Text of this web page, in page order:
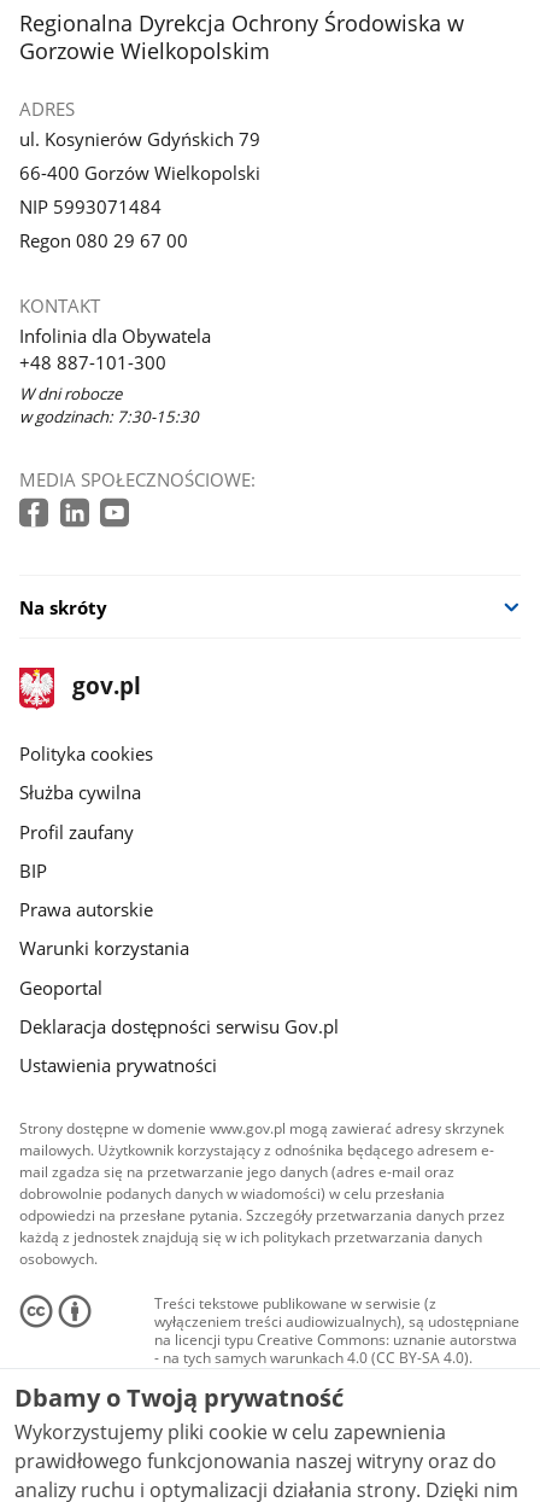
stopka
Regionalna Dyrekcja Ochrony Środowiska w
Gorzowie Wielkopolskim
ADRES
ul. Kosynierów Gdyńskich 79
66-400 Gorzów Wielkopolski
NIP 5993071484
Regon 080 29 67 00
KONTAKT
Infolinia dla Obywatela
+48 887-101-300
W dni robocze
w godzinach: 7:30-15:30
MEDIA SPOŁECZNOŚCIOWE:
Na skróty
stopka
gov.pl
Strona
gov.pl
gov.pl
Polityka cookies
Służba cywilna
Profil zaufany
BIP
Prawa autorskie
Warunki korzystania
Geoportal
Deklaracja dostępności serwisu Gov.pl
Ustawienia prywatności
Strony dostępne w domenie www.gov.pl mogą zawierać adresy skrzynek
mailowych. Użytkownik korzystający z odnośnika będącego adresem e-
mail zgadza się na przetwarzanie jego danych (adres e-mail oraz
dobrowolnie podanych danych w wiadomości) w celu przesłania
odpowiedzi na przesłane pytania. Szczegóły przetwarzania danych przez
każdą z jednostek znajdują się w ich politykach przetwarzania danych
osobowych.
Treści tekstowe publikowane w serwisie (z
wyłączeniem treści audiowizualnych), są udostępniane
na licencji typu Creative Commons: uznanie autorstwa
- na tych samych warunkach 4.0 (CC BY-SA 4.0).
Materiały audiowizualne, w tym zdjęcia, materiały
audio i wideo, są udostępniane na licencji typu
Creative Commons: uznanie autorstwa użycie
niekomercyjne - bez utworów zależnych 4.0 (CC BY-
NC-ND 4.0), o ile nie jest to stwierdzone inaczej.
Dbamy o Twoją prywatność
Wykorzystujemy pliki cookie w celu zapewnienia
prawidłowego funkcjonowania naszej witryny oraz do
analizy ruchu i optymalizacji działania strony. Dzięki nim